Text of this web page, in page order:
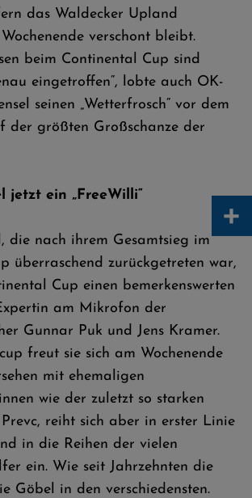
das Waldecker Upland
verschont bleibt.
beim Continental Cup sind
eingetroffen“, lobte auch OK-
seinen „Wetterfrosch“ vor dem
der größten Großschanze der
jetzt ein „FreeWilli“
die nach ihrem Gesamtsieg im
überraschend zurückgetreten war,
Cup einen bemerkenswerten
am Mikrofon der
Gunnar Puk und Jens Kramer.
freut sie sich am Wochenende
mit ehemaligen
wie der zuletzt so starken
reiht sich aber in erster Linie
in die Reihen der vielen
ein. Wie seit Jahrzehnten die
Göbel in den verschiedensten.
+